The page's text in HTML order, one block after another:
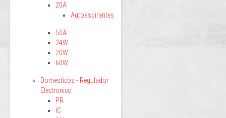
20A
Autoaspirantes
50A
24W
20W
60W
Domesticos - Regulador
Electronico
PR
IC